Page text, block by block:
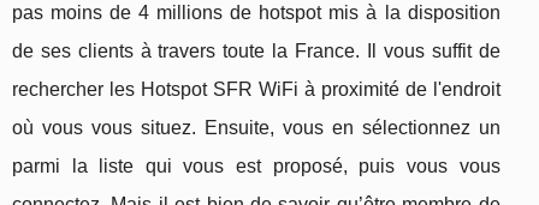
pas moins de 4 millions de hotspot mis à la disposition
de ses clients à travers toute la France. Il vous suffit de
rechercher les Hotspot SFR WiFi à proximité de l'endroit
où vous vous situez. Ensuite, vous en sélectionnez un
parmi la liste qui vous est proposé, puis vous vous